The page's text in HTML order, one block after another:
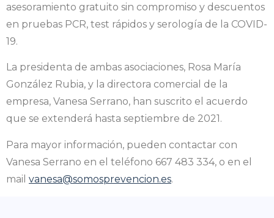
asesoramiento gratuito sin compromiso y descuentos
en pruebas PCR, test rápidos y serología de la COVID-
19.
La presidenta de ambas asociaciones, Rosa María
González Rubia, y la directora comercial de la
empresa, Vanesa Serrano, han suscrito el acuerdo
que se extenderá hasta septiembre de 2021.
Para mayor información, pueden contactar con
Vanesa Serrano en el teléfono 667 483 334, o en el
mail vanesa@somosprevencion.es.